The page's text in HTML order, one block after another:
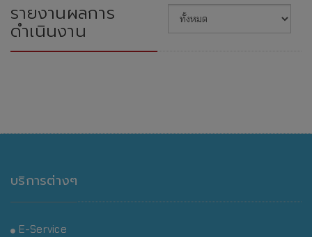
รายงานผลการ
ดำเนินงาน
บริการต่างๆ
E-Service